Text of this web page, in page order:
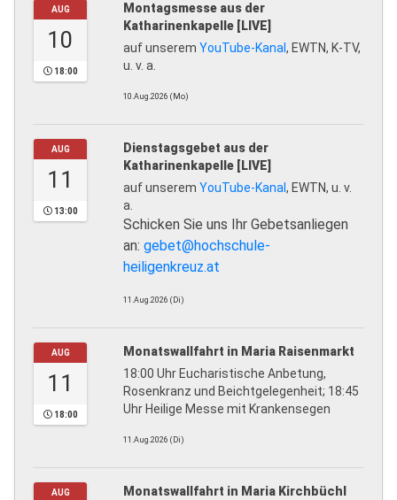
AUG
10
18:00
Montagsmesse aus der
Katharinenkapelle [LIVE]
auf unserem YouTube-Kanal, EWTN, K-TV,
u. v. a.
10.Aug.2026 (Mo)
AUG
11
13:00
Dienstagsgebet aus der
Katharinenkapelle [LIVE]
auf unserem YouTube-Kanal, EWTN, u. v.
a.
Schicken Sie uns Ihr Gebetsanliegen
an: gebet@hochschule-
heiligenkreuz.at
11.Aug.2026 (Di)
AUG
11
18:00
Monatswallfahrt in Maria Raisenmarkt
18:00 Uhr Eucharistische Anbetung,
Rosenkranz und Beichtgelegenheit; 18:45
Uhr Heilige Messe mit Krankensegen
11.Aug.2026 (Di)
AUG
Monatswallfahrt in Maria Kirchbüchl